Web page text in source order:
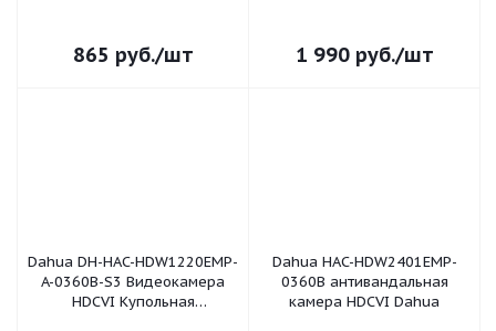
разрешение и скорость
трансляц
865 руб./шт
1080P 1/2.7 2Mп CMOS фикс.
объектив: 3,6мм дальность И
1 990руб./шт
Dahua DH-HAC-HDW1220EMP-
A-0360B-S3 Видеокамера
HDCVI Купольная
Dahua HAC-HDW2401EMP-
0360B антивандальная
камера HDCVI Dahua